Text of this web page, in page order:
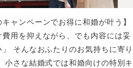
キャンペーンでお得に和婚が叶う】
費用を抑えながら、でも内容には妥
そんなおふたりのお気持ちに寄り
小さな結婚式では和婚向けの特別キ